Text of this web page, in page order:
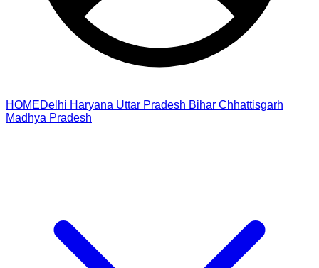
HOMEDelhi Haryana Uttar Pradesh Bihar Chhattisgarh
Madhya Pradesh